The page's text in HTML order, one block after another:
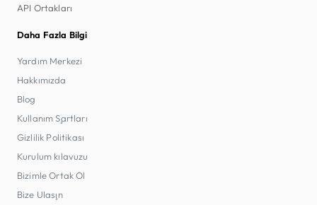
API Ortakları
Daha Fazla Bilgi
Yardım Merkezi
Hakkımızda
Blog
Kullanım Şartları
Gizlilik Politikası
Kurulum kılavuzu
Bizimle Ortak Ol
Bize Ulaşın